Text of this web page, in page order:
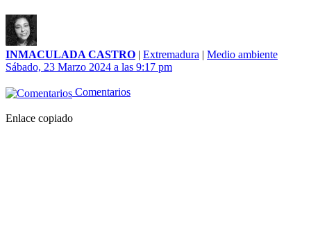
INMACULADA CASTRO | Extremadura | Medio ambiente
Sábado, 23 Marzo 2024 a las 9:17 pm
Comentarios
Enlace copiado